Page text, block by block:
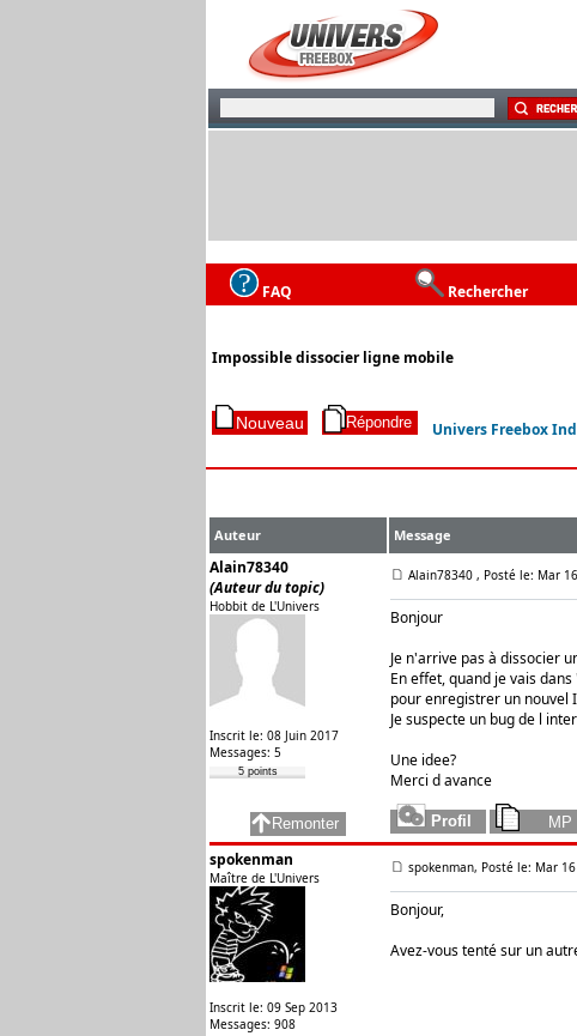
FAQ Rechercher
Impossible dissocier ligne mobile
Univers Freebox
Auteur Message
Alain78340
(Auteur du topic)
Hobbit de L'Univers
Inscrit le: 08 Juin 2017
Messages: 5
5 points
Alain78340 , Posté le: Mar
Bonjour
Je n'arrive pas à dissocier
En effet, quand je vais
pour enregistrer un nouvel
Je suspecte un bug de l
Une idee?
Merci d avance
spokenman
Maître de L'Univers
Inscrit le: 09 Sep 2013
Messages: 908
spokenman, Posté le: Mar
Bonjour,
Avez-vous tenté sur un